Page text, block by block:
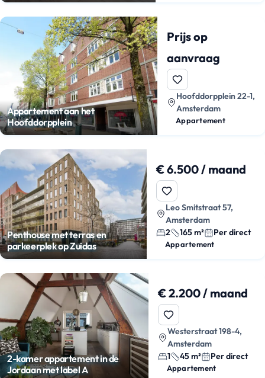
Appartement aan het
Hoofddorpplein
Prijs op
aanvraag
Hoofddorpplein 22-1,
Amsterdam
Appartement
Penthouse met terras en
parkeerplek op Zuidas
€ 6.500 / maand
Leo Smitstraat 57,
Amsterdam
2
165 m² Per direct
Appartement
2-kamer appartement in de
Jordaan met label A
€ 2.200 / maand
Westerstraat 198-4,
Amsterdam
1
45 m² Per direct
Appartement